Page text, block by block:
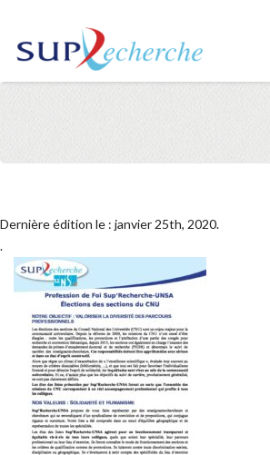
Dernière édition le : janvier 25th, 2020.
.